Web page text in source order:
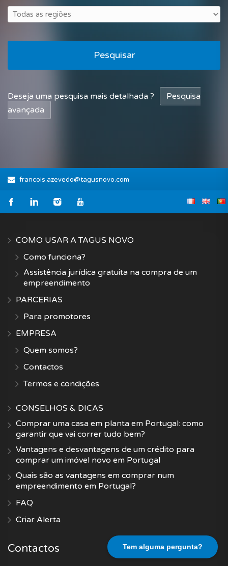
Tem alguma pergunta?
Pesquisar
Deseja uma pesquisa mais detalhada ?
Pesquisa
avançada
francois.azevedo@tagusnovo.com
COMO USAR A TAGUS NOVO
Como funciona?
Assistência jurídica gratuita na compra de um
empreendimento
PARCERIAS
Para promotores
EMPRESA
Quem somos?
Contactos
Termos e condições
CONSELHOS & DICAS
Comprar uma casa em planta em Portugal: como
garantir que vai correr tudo bem?
Vantagens e desvantagens de um crédito para
comprar um imóvel novo em Portugal
Quais são as vantagens em comprar num
empreendimento em Portugal?
FAQ
Criar Alerta
Contactos